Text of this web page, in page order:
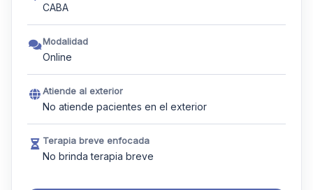
CABA
Modalidad
Online
Atiende al exterior
No atiende pacientes en el exterior
Terapia breve enfocada
No brinda terapia breve